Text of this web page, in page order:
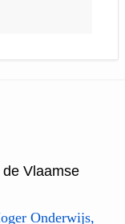
Vlaamse
Onderwijs,